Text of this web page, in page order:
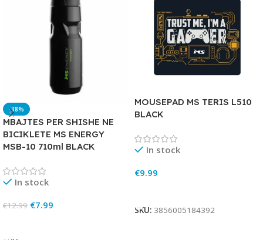
-38%
MBAJTES PER SHISHE NE
BICIKLETE MS ENERGY
MSB-10 710ml BLACK
In stock
€12.99 €7.99
MOUSEPAD MS TERIS L510
BLACK
In stock
€9.99
SKU: 3856005184392